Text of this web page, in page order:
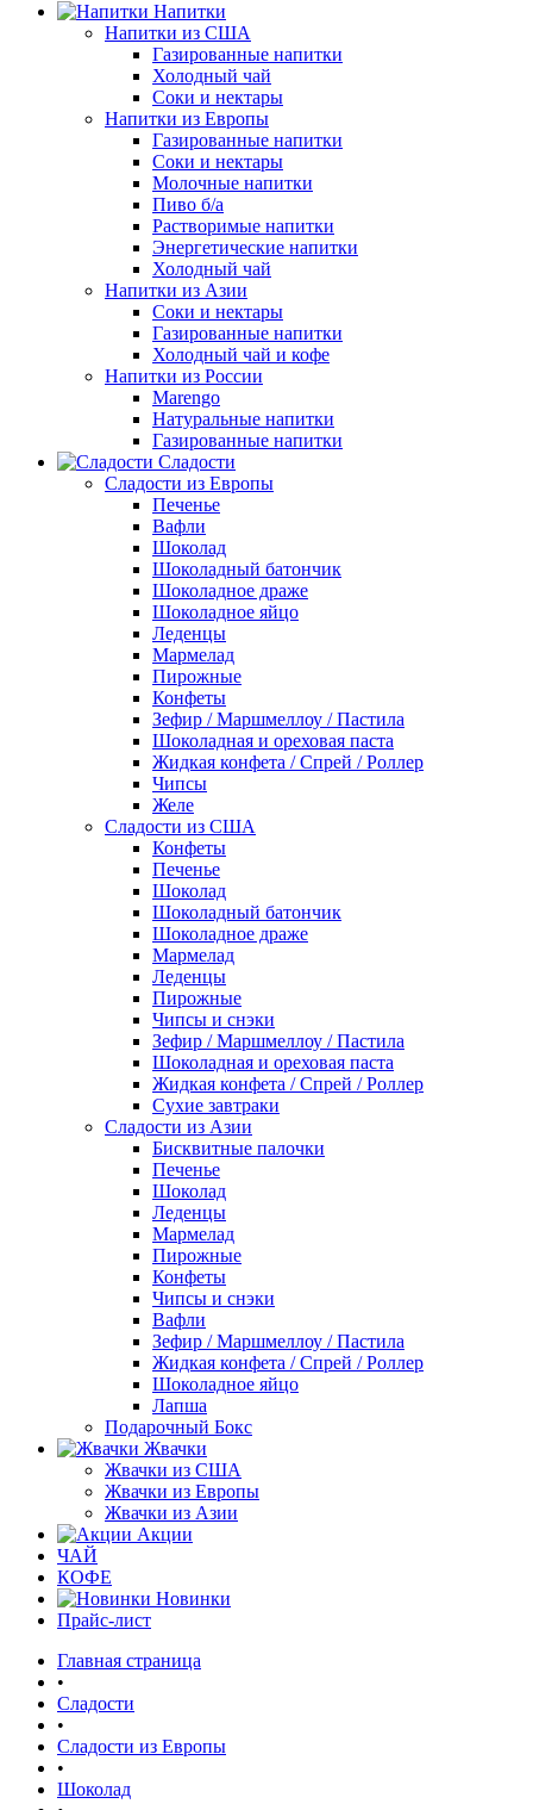
Напитки
Напитки из США
Газированные напитки
Холодный чай
Соки и нектары
Напитки из Европы
Газированные напитки
Соки и нектары
Молочные напитки
Пиво б/а
Растворимые напитки
Энергетические напитки
Холодный чай
Напитки из Азии
Соки и нектары
Газированные напитки
Холодный чай и кофе
Напитки из России
Marengo
Натуральные напитки
Газированные напитки
Сладости
Сладости из Европы
Печенье
Вафли
Шоколад
Шоколадный батончик
Шоколадное драже
Шоколадное яйцо
Леденцы
Мармелад
Пирожные
Конфеты
Зефир / Маршмеллоу / Пастила
Шоколадная и ореховая паста
Жидкая конфета / Спрей / Роллер
Чипсы
Желе
Сладости из США
Конфеты
Печенье
Шоколад
Шоколадный батончик
Шоколадное драже
Мармелад
Леденцы
Пирожные
Чипсы и снэки
Зефир / Маршмеллоу / Пастила
Шоколадная и ореховая паста
Жидкая конфета / Спрей / Роллер
Сухие завтраки
Сладости из Азии
Бисквитные палочки
Печенье
Шоколад
Леденцы
Мармелад
Пирожные
Конфеты
Чипсы и снэки
Вафли
Зефир / Маршмеллоу / Пастила
Жидкая конфета / Спрей / Роллер
Шоколадное яйцо
Лапша
Подарочный Бокс
Жвачки
Жвачки из США
Жвачки из Европы
Жвачки из Азии
Акции
ЧАЙ
КОФЕ
Новинки
Прайс-лист
Главная страница
•
Сладости
•
Сладости из Европы
•
Шоколад